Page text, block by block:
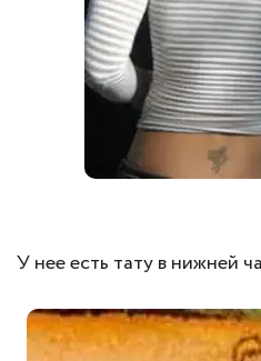
У нее есть тату в нижней